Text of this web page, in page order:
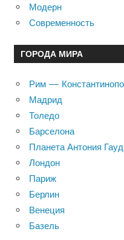
Модерн
Современность
ГОРОДА МИРА
Рим —
Мадрид
Толедо
Барселона
Планета Антония
Лондон
Париж
Берлин
Венеция
Базель